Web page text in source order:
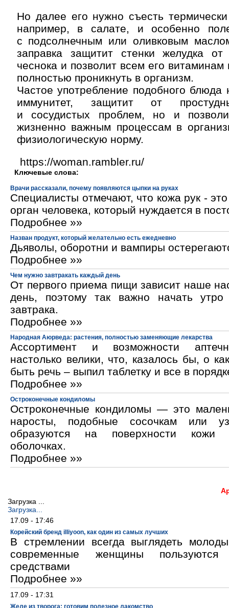
Но далее его нужно съесть
например, в салате, и особенно
с подсолнечным или оливковым
заправка защитит стенки желудка
чеснока и позволит всем его
полностью проникнуть в организм.
Частое употребление подобного блюда
иммунитет, защитит от
и сосудистых проблем, но и
жизненно важным процессам в
физиологическую норму.
https://woman.rambler.ru/
Ключевые слова:
Врачи рассказали, почему появляются цыпки на руках
Специалисты отмечают, что кожа рук -
орган человека, который нуждается в
Подробнее »»
Назван продукт, который желательно есть ежедневно
Дьяволы, оборотни и вампиры
Подробнее »»
Чем нужно завтракать каждый день
От первого приема пищи зависит наше
день, поэтому так важно начать утро
завтрака.
Подробнее »»
Народная Аюрведа: растения, полностью заменяющие лекарства
Ассортимент и возможности
настолько велики, что, казалось бы, о
быть речь – выпил таблетку и все в
Подробнее »»
Остроконечные кондиломы
Остроконечные кондиломы — это
наросты, подобные сосочкам или
образуются на поверхности кожи
оболочках.
Подробнее »»
Загрузка ...
Загрузка...
17.09 - 17:46
Корейский бренд illiyoon, как один из самых лучших
В стремлении всегда выглядеть
современные женщины пользуются
средствами
Подробнее »»
17.09 - 17:31
Желе из творога: готовим полезное лакомство